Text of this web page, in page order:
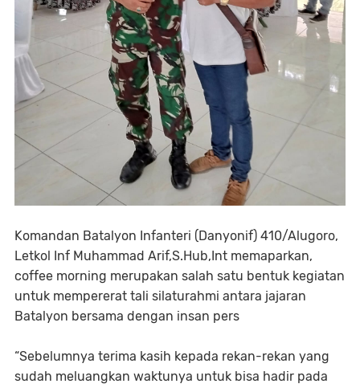
Komandan Batalyon Infanteri (Danyonif) 410/Alugoro,
Letkol Inf Muhammad Arif,S.Hub,Int memaparkan,
coffee morning merupakan salah satu bentuk kegiatan
untuk mempererat tali silaturahmi antara jajaran
Batalyon bersama dengan insan pers
“Sebelumnya terima kasih kepada rekan-rekan yang
sudah meluangkan waktunya untuk bisa hadir pada